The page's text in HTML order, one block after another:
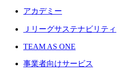
アカデミー
Ｊリーグサステナビリティ
TEAM AS ONE
事業者向けサービス